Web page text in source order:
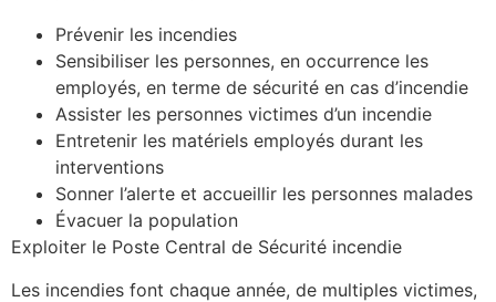
Prévenir les incendies
Sensibiliser les personnes, en occurrence les
employés, en terme de sécurité en cas d’incendie
Assister les personnes victimes d’un incendie
Entretenir les matériels employés durant les
interventions
Sonner l’alerte et accueillir les personnes malades
Évacuer la population
Exploiter le Poste Central de Sécurité incendie
Les incendies font chaque année, de multiples victimes,